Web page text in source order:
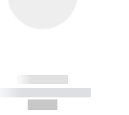
------------
----------- -----------